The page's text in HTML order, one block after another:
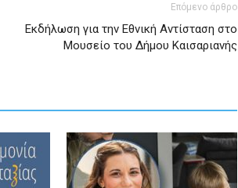
Επόμενο άρθρο
Εκδήλωση για την Εθνική Αντίσταση στο
Μουσείο του Δήμου Καισαριανής